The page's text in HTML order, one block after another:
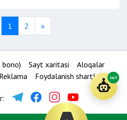
1 2 »Next
bono) Sayt xaritasi
Aloqalar
Reklama Foydalanish shartlari 24/7